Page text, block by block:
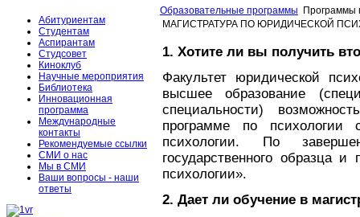
Абитуриентам
Студентам
Аспирантам
Студсовет
Киноклуб
Научные мероприятия
Библиотека
Инновационная
программа
Международные
контакты
Рекомендуемые ссылки
СМИ о нас
Мы в СМИ
Ваши вопросы - наши
ответы
Образовательные программы
Программы
МАГИСТРАТУРА ПО ЮРИДИЧЕСКОЙ
1. Хотите ли вы получить
Факультет юридической
высшее образование
специальности)
программе по психологии
психологии. По
государственного образца
психологии».
2. Дает ли обучение в